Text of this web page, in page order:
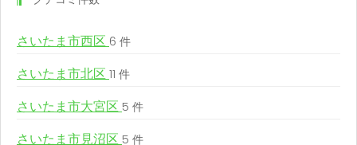
さいたま市西区 6 件
さいたま市北区 11 件
さいたま市大宮区 5 件
さいたま市見沼区 5 件